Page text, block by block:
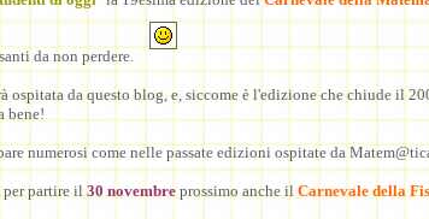
da non perdere.
ospitata da questo blog, e, siccome è l'edizione che chiude il
bene!
numerosi come nelle passate edizioni ospitate da
per partire il30 novembreprossimo anche ilCarnevale della